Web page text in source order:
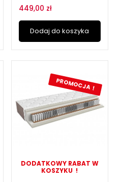
449,00 zł
Dodaj do koszyka
PROMOCJA !
DODATKOWY RABAT W
KOSZYKU !